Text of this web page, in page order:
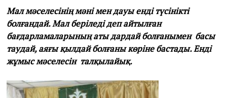
Мал мәселесінің мәні мен дауы енді түсінікті
болғандай. Мал беріледі деп айтылған
бағдарламаларының аты дардай болғанымен басы
таудай, аяғы қылдай болғаны көріне бастады. Енді
жұмыс мәселесін талқылайық.